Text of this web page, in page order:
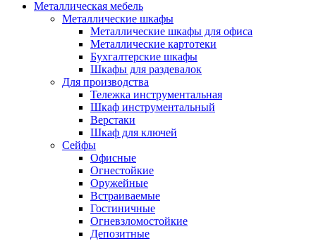
Металлическая мебель
Металлические шкафы
Металлические шкафы для офиса
Металлические картотеки
Бухгалтерские шкафы
Шкафы для раздевалок
Для производства
Тележка инструментальная
Шкаф инструментальный
Верстаки
Шкаф для ключей
Сейфы
Офисные
Огнестойкие
Оружейные
Встраиваемые
Гостиничные
Огневзломостойкие
Депозитные